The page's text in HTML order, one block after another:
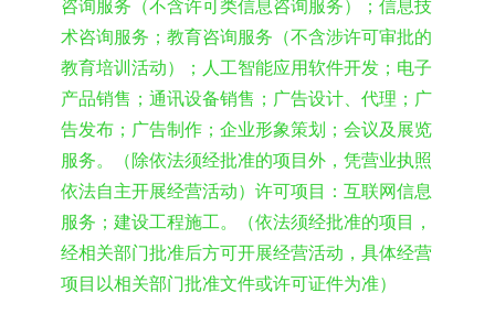
咨询服务（不含许可类信息咨询服务）；信息技
术咨询服务；教育咨询服务（不含涉许可审批的
教育培训活动）；人工智能应用软件开发；电子
产品销售；通讯设备销售；广告设计、代理；广
告发布；广告制作；企业形象策划；会议及展览
服务。（除依法须经批准的项目外，凭营业执照
依法自主开展经营活动）许可项目：互联网信息
服务；建设工程施工。（依法须经批准的项目，
经相关部门批准后方可开展经营活动，具体经营
项目以相关部门批准文件或许可证件为准）